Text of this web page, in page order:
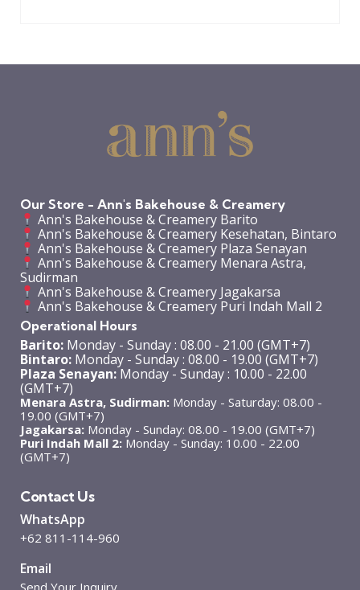
Our Store - Ann's Bakehouse & Creamery
Ann's Bakehouse & Creamery Barito
Ann's Bakehouse & Creamery Kesehatan, Bintaro
Ann's Bakehouse & Creamery Plaza Senayan
Ann's Bakehouse & Creamery Menara Astra,
Sudirman
Ann's Bakehouse & Creamery Jagakarsa
Ann's Bakehouse & Creamery Puri Indah Mall 2
Operational Hours
Barito: Monday - Sunday : 08.00 - 21.00 (GMT+7)
Bintaro: Monday - Sunday : 08.00 - 19.00 (GMT+7)
Plaza Senayan: Monday - Sunday : 10.00 - 22.00
(GMT+7)
Menara Astra, Sudirman: Monday - Saturday: 08.00 -
19.00 (GMT+7)
Jagakarsa: Monday - Sunday: 08.00 - 19.00 (GMT+7)
Puri Indah Mall 2: Monday - Sunday: 10.00 - 22.00
(GMT+7)
Contact Us
WhatsApp
+62 811-114-960
Email